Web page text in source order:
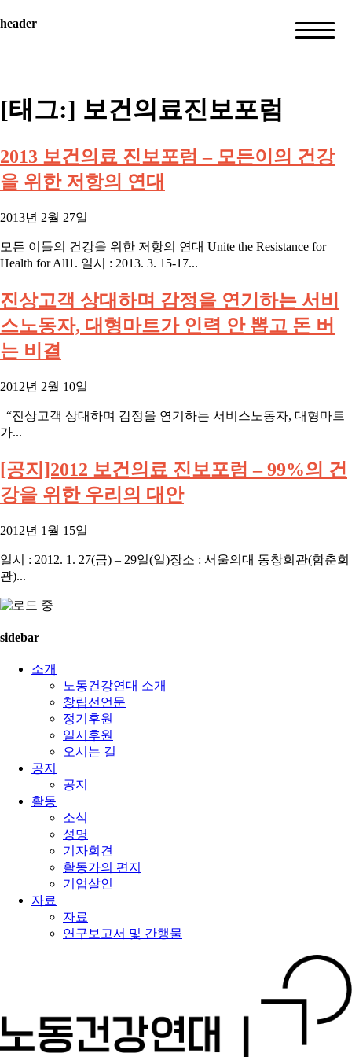
header
[태그:] 보건의료진보포럼
2013 보건의료 진보포럼 – 모든이의 건강
을 위한 저항의 연대
2013년 2월 27일
모든 이들의 건강을 위한 저항의 연대 Unite the Resistance for
Health for All1. 일시 : 2013. 3. 15-17...
진상고객 상대하며 감정을 연기하는 서비
스노동자, 대형마트가 인력 안 뽑고 돈 버
는 비결
2012년 2월 10일
“진상고객 상대하며 감정을 연기하는 서비스노동자, 대형마트
가...
[공지]2012 보건의료 진보포럼 – 99%의 건
강을 위한 우리의 대안
2012년 1월 15일
일시 : 2012. 1. 27(금) – 29일(일)장소 : 서울의대 동창회관(함춘회
관)...
sidebar
소개
노동건강연대 소개
창립선언문
정기후원
일시후원
오시는 길
공지
공지
활동
소식
성명
기자회견
활동가의 편지
기업살인
자료
자료
연구보고서 및 간행물